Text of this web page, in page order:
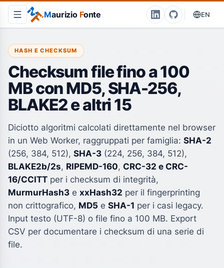
Maurizio Fonte EN
HASH E CHECKSUM
Checksum file fino a 100
MB con MD5, SHA-256,
BLAKE2 e altri 15
Diciotto algoritmi calcolati direttamente nel browser
in un Web Worker, raggruppati per famiglia: SHA-2
(256, 384, 512), SHA-3 (224, 256, 384, 512),
BLAKE2b/2s, RIPEMD-160, CRC-32 e CRC-
16/CCITT per i checksum di integrità,
MurmurHash3 e xxHash32 per il fingerprinting
non crittografico, MD5 e SHA-1 per i casi legacy.
Input testo (UTF-8) o file fino a 100 MB. Export
CSV per documentare i checksum di una serie di
file.